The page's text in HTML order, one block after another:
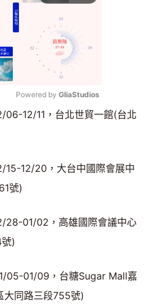
Mute
Powered by GliaStudios
12/11，台北世貿一館(台北
15-12/20，大台中國際會展中
號)
28-01/02，高雄國際會議中心
)
05-01/09，台糖Sugar Mall嘉
大同路三段755號)